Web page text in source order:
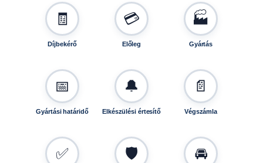
🧾
Díjbekérő
💳
Előleg
🏭
Gyártás
📅
Gyártási határidő
🔔
Elkészülési értesítő
📄
Végszámla
✅ 🛡️ 🚘